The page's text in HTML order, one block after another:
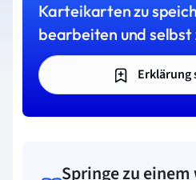
Karteikarten zu
bearbeiten und selbst
Erklärung
Springe zu